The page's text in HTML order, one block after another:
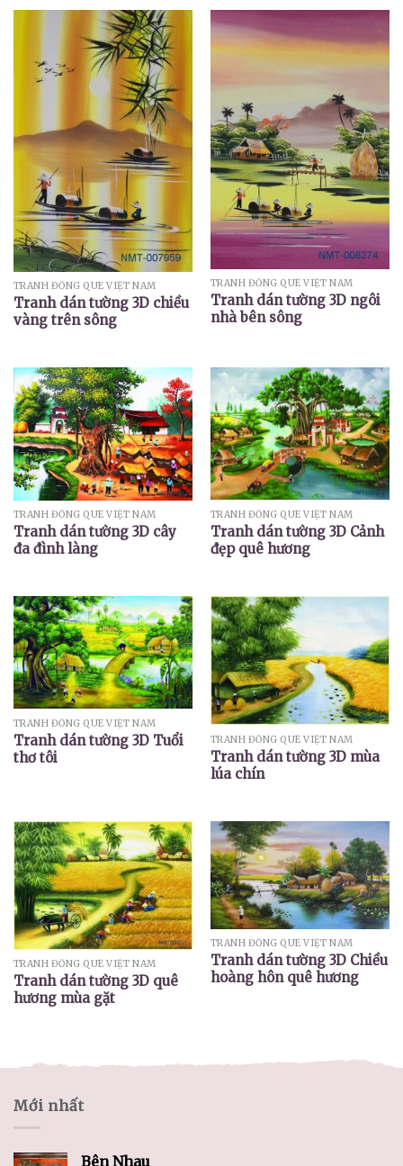
TRANH ĐỒNG QUÊ VIỆT NAM
Tranh dán tường 3D chiều
vàng trên sông
TRANH ĐỒNG QUÊ VIỆT NAM
Tranh dán tường 3D ngôi
nhà bên sông
TRANH ĐỒNG QUÊ VIỆT NAM
Tranh dán tường 3D cây
đa đình làng
TRANH ĐỒNG QUÊ VIỆT NAM
Tranh dán tường 3D Cảnh
đẹp quê hương
TRANH ĐỒNG QUÊ VIỆT NAM
Tranh dán tường 3D Tuổi
thơ tôi
TRANH ĐỒNG QUÊ VIỆT NAM
Tranh dán tường 3D mùa
lúa chín
TRANH ĐỒNG QUÊ VIỆT NAM
Tranh dán tường 3D quê
hương mùa gặt
TRANH ĐỒNG QUÊ VIỆT NAM
Tranh dán tường 3D Chiều
hoàng hôn quê hương
Mới nhất
Bên Nhau